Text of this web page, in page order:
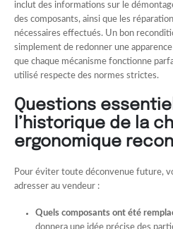
inclut des informations sur le
des composants, ainsi que les
nécessaires effectués. Un bon
simplement de redonner une apparence
que chaque mécanisme fonctionne
utilisé respecte des normes strictes.
Questions
l’historique de la
ergonomique
Pour éviter toute déconvenue future,
adresser au vendeur :
Quels composants ont été